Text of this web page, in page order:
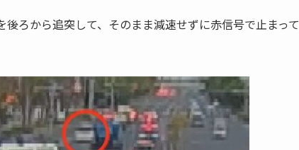
ろから追突して、そのまま減速せずに赤信号で止まって